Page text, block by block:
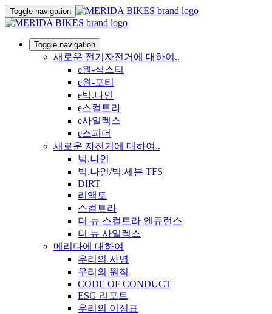
Toggle navigation
Toggle navigation
새로운 전기자전거에 대하여..
e원-식스티
e원-포티
e빅.나인
e스컬트라
e사일렉스
e스피더
새로운 자전거에 대하여..
빅.나인
빅.나인/빅.세븐 TFS
DIRT
리액토
스컬트라
더 뉴 스컬트라 엔듀런스
더 뉴 사일렉스
메리다에 대하여
우리의 사명
우리의 원칙
CODE OF CONDUCT
ESG 리포트
우리의 이정표